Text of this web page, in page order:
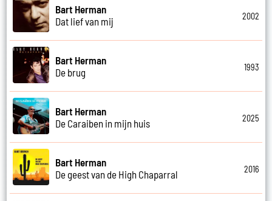
Bart Herman
Dat lief van mij
2002
Bart Herman
De brug
1993
Bart Herman
De Caraiben in mijn huis
2025
Bart Herman
De geest van de High Chaparral
2016